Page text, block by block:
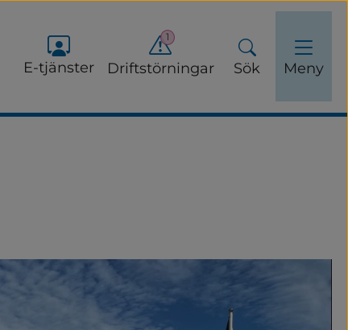
E-tjänster Driftstörningar
1
Sök Meny